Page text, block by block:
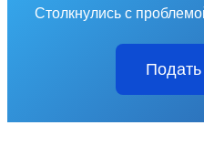
Столкнулись с